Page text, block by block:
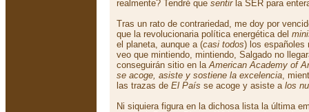
realmente? Tendré que sentirla SER para
Tras un rato de contrariedad, me doy por
que la revolucionaria política energética del
el planeta, aunque a (casi todos) los españoles
veo que mintiendo, mintiendo, Salgado no
conseguirán sitio en laAmerican Academy of
se acoge, asiste y sostiene la excelencia,
las trazas de El País se acoge y asiste a los
Ni siquiera figura en la dichosa lista la última